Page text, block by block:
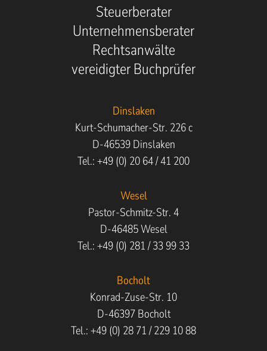
Steuerberater
Unternehmensberater
Rechtsanwälte
vereidigter Buchprüfer
Dinslaken
Kurt-Schumacher-Str. 226 c
D-46539 Dinslaken
Tel.: +49 (0) 20 64 / 41 200
Wesel
Pastor-Schmitz-Str. 4
D-46485 Wesel
Tel.: +49 (0) 281 / 33 99 33
Bocholt
Konrad-Zuse-Str. 10
D-46397 Bocholt
Tel.: +49 (0) 28 71 / 229 10 88